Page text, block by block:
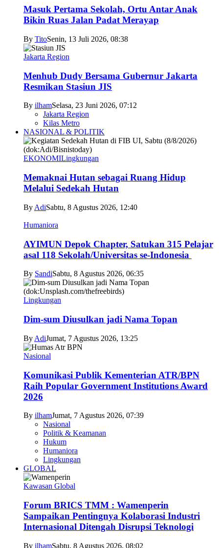
Masuk Pertama Sekolah, Ortu Antar Anak
Bikin Ruas Jalan Padat Merayap
By TitoSenin, 13 Juli 2026, 08:38
Jakarta Region
Menhub Dudy Bersama Gubernur Jakarta
Resmikan Stasiun JIS
By ilhamSelasa, 23 Juni 2026, 07:12
Jakarta Region
Kilas Metro
NASIONAL & POLITIK
EKONOMILingkungan
Memaknai Hutan sebagai Ruang Hidup
Melalui Sedekah Hutan
By AdiSabtu, 8 Agustus 2026, 12:40
Humaniora
AYIMUN Depok Chapter, Satukan 315 Pelajar
asal 118 Sekolah/Universitas se-Indonesia
By SandiSabtu, 8 Agustus 2026, 06:35
Lingkungan
Dim-sum Diusulkan jadi Nama Topan
By AdiJumat, 7 Agustus 2026, 13:25
Nasional
Komunikasi Publik Kementerian ATR/BPN
Raih Popular Government Institutions Award
2026
By ilhamJumat, 7 Agustus 2026, 07:39
Nasional
Politik & Keamanan
Hukum
Humaniora
Lingkungan
GLOBAL
Kawasan Global
Forum BRICS TMM : Wamenperin
Sampaikan Pentingnya Kolaborasi Industri
Internasional Ditengah Disrupsi Teknologi
By ilhamSabtu, 8 Agustus 2026, 08:02